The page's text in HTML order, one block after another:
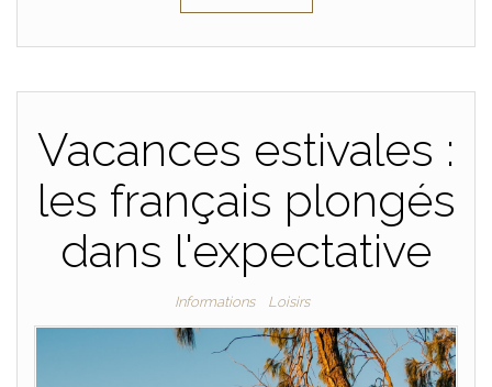
Vacances estivales :
les français plongés
dans l'expectative
Informations Loisirs